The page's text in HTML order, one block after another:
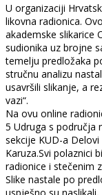
U organizaciji
likovna radionica.
akademske slikarice
sudionika uz brojne
temelju predložaka
stručnu analizu
usavršili slikanje, a
vazi“.
Na ovu online
5 Udruga s područja
sekcije KUD-a
Karuza.Svi polaznici
radionice i stečenim
Slike nastale po